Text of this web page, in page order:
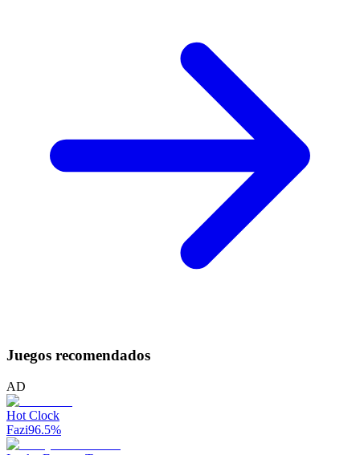
Juegos recomendados
AD
Hot Clock
Fazi96.5%